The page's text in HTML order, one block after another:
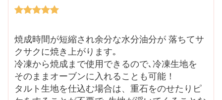
焼成時間が短縮され余分な水分油分が 落ちてサ
クサクに焼き上がります｡
冷凍から焼成まで使用できるので､冷凍生地を
そのままオーブンに入れることも可能！
タルト生地を仕込む場合は、重石をのせたりピ